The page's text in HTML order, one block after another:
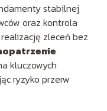
stabilnej
oraz kontrola
zleceń bez
kluczowych
ryzyko przerw